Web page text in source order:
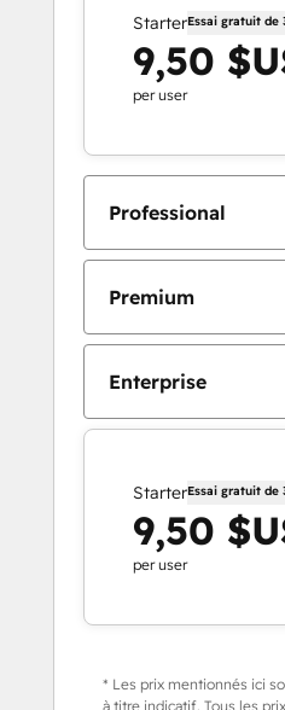
StarterEssai gratuit de
9,50
per user
Professional
Premium
Enterprise
StarterEssai gratuit de
9,50
per user
* Les prix mentionnés ici
à titre indicatif. Tous les